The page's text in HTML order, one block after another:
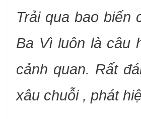
Trải qua bao biến
Ba Vì luôn là câu
cảnh quan. Rất
xâu chuỗi , phát